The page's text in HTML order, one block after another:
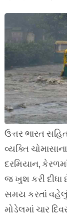
ઉત્તર ભારત
વ્યક્તિ
દરમિયાન,
જ ખુશ કરી દીધા
સમય કરતાં
મોડેલમાં ચાર